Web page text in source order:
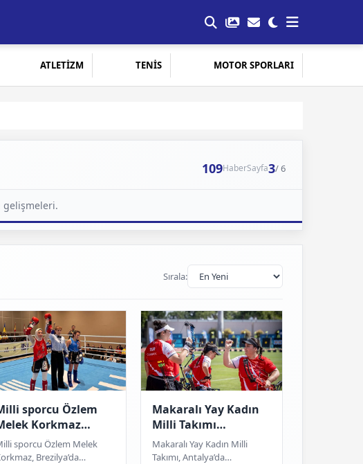
ATLETİZM TENİS MOTOR SPORLARI
109HaberSayfa3/ 6
gelişmeleri.
Sırala:
sporcu Özlem
Korkmaz
altın
kazandı
sporcu Özlem Melek
Brezilya’da
Makaralı Yay Kadın
Milli Takımı
Meksika’yı yenerek
şampiyon oldu
Makaralı Yay Kadın Milli
Takımı, Antalya’da